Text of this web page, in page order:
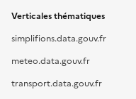
Verticales thématiques
simplifions.data.gouv.fr
meteo.data.gouv.fr
transport.data.gouv.fr